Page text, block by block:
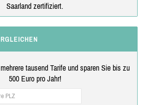
Saarland zertifiziert.
tausend Tarife und sparen Sie bis zu
500 Euro pro Jahr!